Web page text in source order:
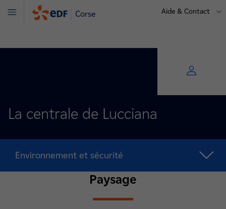
Corse Aide & Contact
Menu
La centrale de Lucciana
Environnement et sécurité
Paysage